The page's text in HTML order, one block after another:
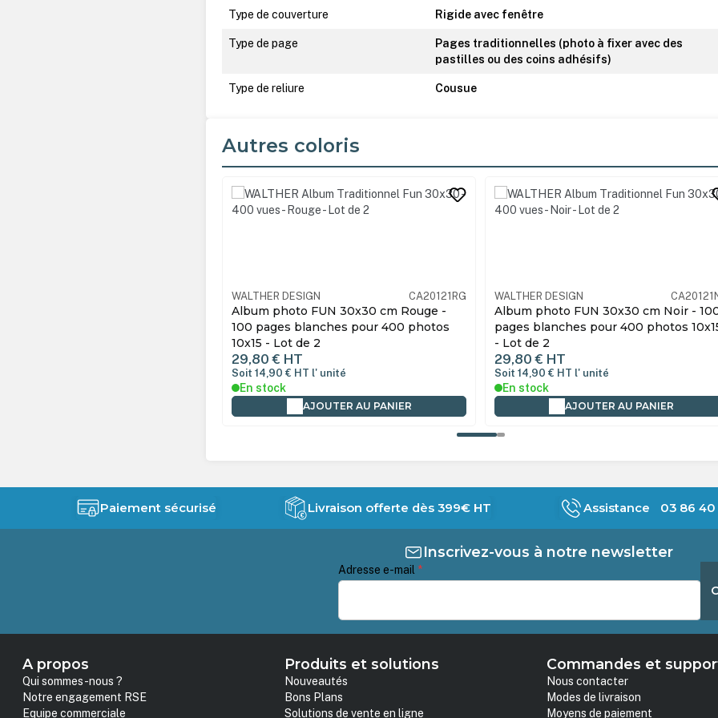
Type de couverture Rigide avec fenêtre
Type de page
Pages traditionnelles (photo à fixer avec des
pastilles ou des coins adhésifs)
Type de reliure Cousue
Autres coloris
Ignorer la galerie de produits
WALTHER DESIGN CA20121NO
Album photo FUN 30x30 cm Noir - 100
pages blanches pour 400 photos 10x15
- Lot de 2
29,80 € HT
Soit 14,90 € HT l' unité
En stock
AJOUTER AU PANIER
WALTHER DESIGN
Album photo FUN 30x30 cm Taupe -
100 pages blanches pour 400 photos
10x15 - Lot de 2
29,80 € HT
Soit 14,90 € HT l' unité
En stock
AJOUTER AU PANIER
Paiement sécurisé Livraison offerte dès 399€ HT Assistance 03 86 40
Inscrivez-vous à notre newsletter
Adresse e-mail *
A propos
Qui sommes-nous ?
Notre engagement RSE
Equipe commerciale
Produits et solutions
Nouveautés
Bons Plans
Solutions de vente en ligne
Commandes et
Nous contacter
Modes de livraison
Moyens de paiement